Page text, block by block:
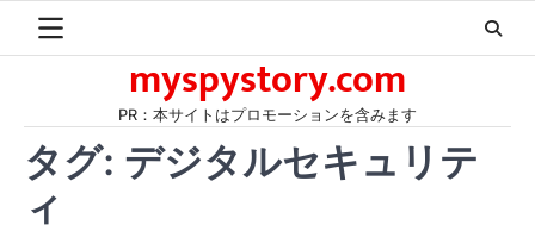
myspystory.com
PR：本サイトはプロモーションを含みます
タグ: デジタルセキュリテ
ィ